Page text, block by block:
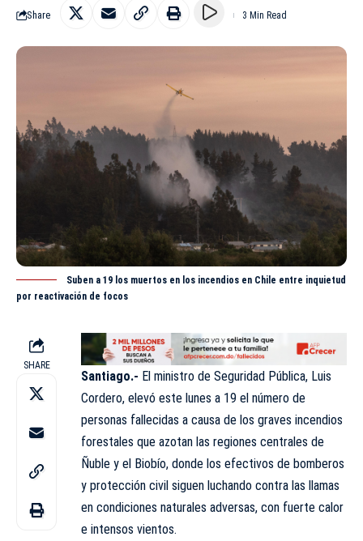
Share 3 Min Read
Suben a 19 los muertos en los incendios en Chile entre inquietud
por reactivación de focos
SHARE
Santiago.- El ministro de Seguridad Pública, Luis
Cordero, elevó este lunes a 19 el número de
personas fallecidas a causa de los graves incendios
forestales que azotan las regiones centrales de
Ñuble y el Biobío, donde los efectivos de bomberos
y protección civil siguen luchando contra las llamas
en condiciones naturales adversas, con fuerte calor
e intensos vientos.